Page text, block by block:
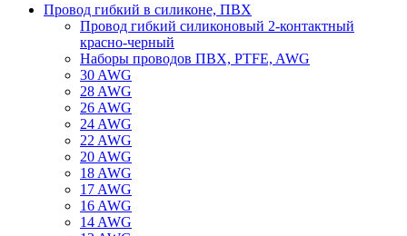
Провод гибкий в силиконе, ПВХ
Провод гибкий силиконовый 2-контактный
красно-черный
Наборы проводов ПВХ, PTFE, AWG
30 AWG
28 AWG
26 AWG
24 AWG
22 AWG
20 AWG
18 AWG
17 AWG
16 AWG
14 AWG